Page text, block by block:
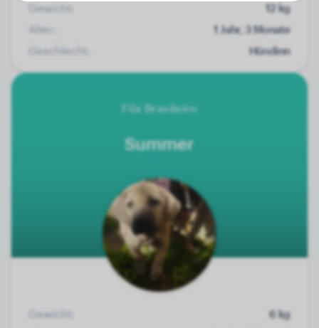
Gewicht:
12 kg
Alter:
1 Jahr, 3 Monate
Geschlecht:
Hündinn
Fila Brasileiro
Summer
Gewicht:
6 kg